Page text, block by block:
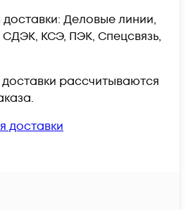
Деловые линии,
СДЭК, КСЭ, ПЭК, Спецсвязь,
рассчитываются
доставки